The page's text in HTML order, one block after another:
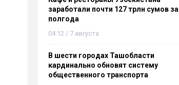
заработали почти 127 трлн сумов за
полгода
04:12 / 7 августа
В шести городах Ташобласти
кардинально обновят систему
общественного транспорта